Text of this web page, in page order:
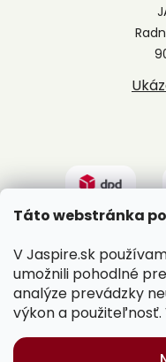
Táto webstránka
V Jaspire.sk
umožnili pohodlné
analýze prevádzky
výkon a